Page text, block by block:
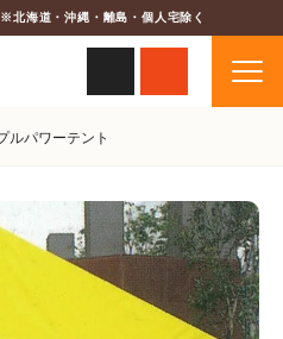
※北海道・沖縄・離島・個人宅除く
ルパワーテント